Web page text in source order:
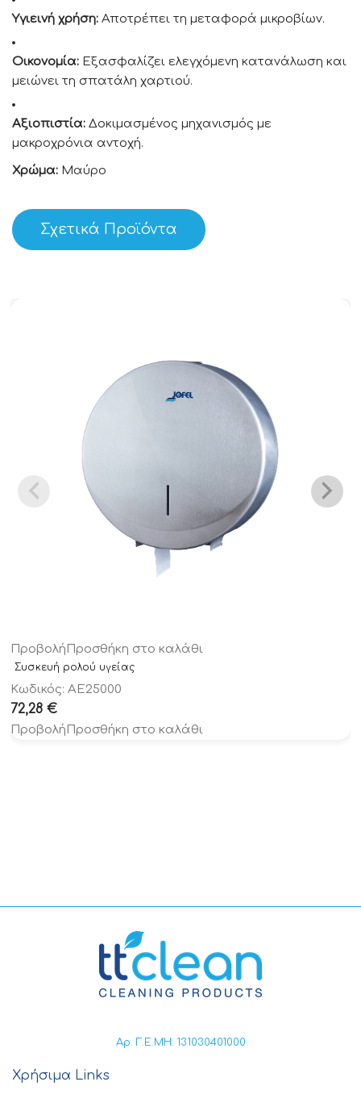
Υγιεινή χρήση: Αποτρέπει τη μεταφορά μικροβίων.
Οικονομία: Εξασφαλίζει ελεγχόμενη κατανάλωση και
μειώνει τη σπατάλη χαρτιού.
Αξιοπιστία: Δοκιμασμένος μηχανισμός με
μακροχρόνια αντοχή.
Χρώμα: Μαύρο
Σχετικά Προϊόντα
ΠροβολήΠροσθήκη στο καλάθι
Συσκευή ρολού υγείας
Κωδικός: AE25000
72,28 €
ΠροβολήΠροσθήκη στο καλάθι
Αρ. Γ.Ε.ΜΗ: 131030401000
Χρήσιμα Links